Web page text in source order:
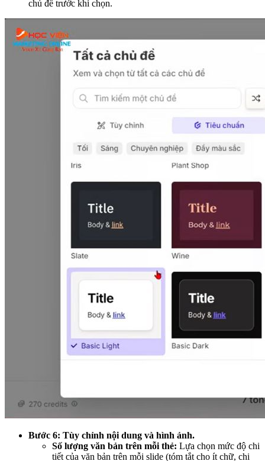
chủ đề trước khi chọn.
Bước 6: Tùy chỉnh nội dung và hình ảnh.
Số lượng văn bản trên mỗi thẻ: Lựa chọn mức độ chi
tiết của văn bản trên mỗi slide (tóm tắt cho ít chữ, chi